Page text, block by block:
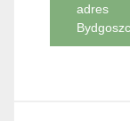
adres